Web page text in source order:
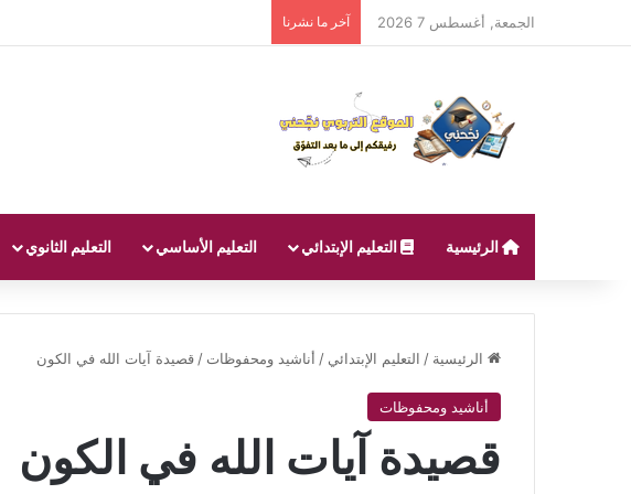
الجمعة, أغسطس 7 2026 آخر ما نشرنا
الرئيسية التعليم الإبتدائي التعليم الأساسي التعليم الثانوي
الرئيسية / التعليم الإبتدائي / أناشيد ومحفوظات / قصيدة آيات الله في الكون
أناشيد ومحفوظات
قصيدة آيات الله في الكون